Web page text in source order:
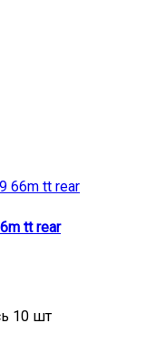
tt rear